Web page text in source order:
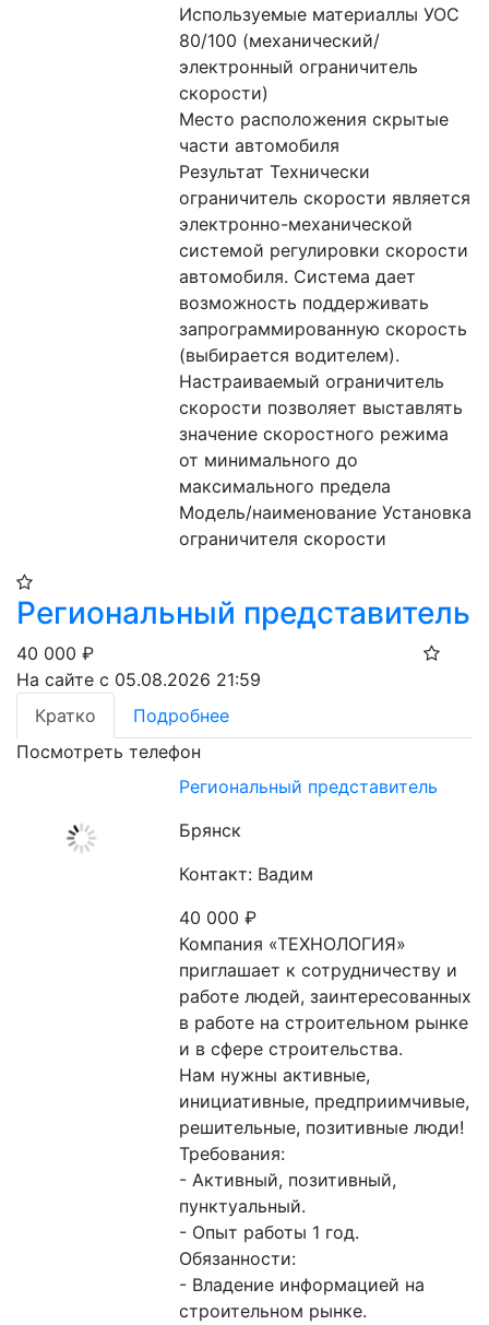
Используемые материаллы УОС
80/100 (механический/
электронный ограничитель
скорости)
Место расположения скрытые
части автомобиля
Результат Технически
ограничитель скорости является
электронно-механической
системой регулировки скорости
автомобиля. Система дает
возможность поддерживать
запрограммированную скорость
(выбирается водителем).
Настраиваемый ограничитель
скорости позволяет выставлять
значение скоростного режима
от минимального до
максимального предела
Модель/наименование Установка
ограничителя скорости
Региональный представитель
40 000 ₽
На сайте с 05.08.2026 21:59
Кратко
Подробнее
Посмотреть телефон
Региональный представитель
Брянск
Контакт: Вадим
40 000₽
Компания «ТЕХНОЛОГИЯ»
приглашает к сотрудничеству и
работе людей, заинтересованных
в работе на строительном рынке
и в сфере строительства.
Нам нужны активные,
инициативные, предприимчивые,
решительные, позитивные люди!
Требования:
- Активный, позитивный,
пунктуальный.
- Опыт работы 1 год.
Обязанности:
- Владение информацией на
строительном рынке.